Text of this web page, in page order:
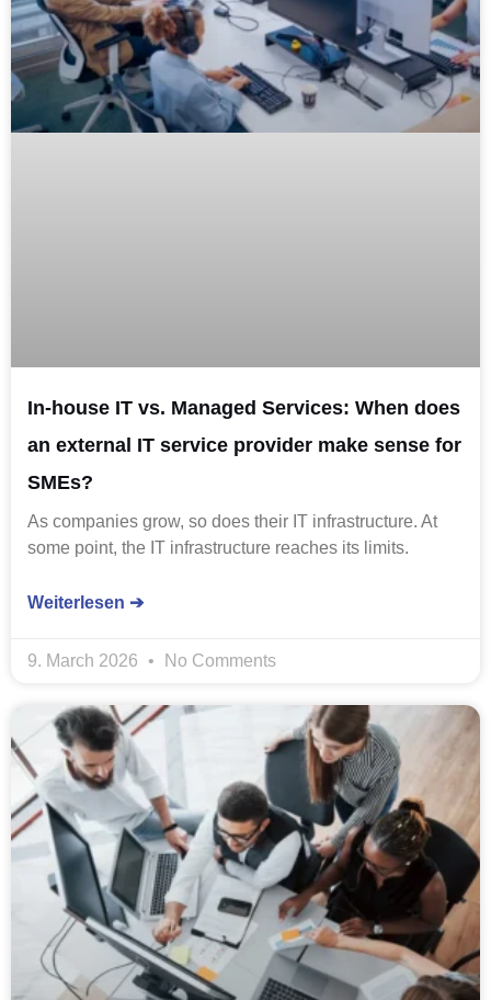
In-house IT vs. Managed Services: When does
an external IT service provider make sense for
SMEs?
As companies grow, so does their IT infrastructure. At
some point, the IT infrastructure reaches its limits.
Weiterlesen ➔
9. March 2026 No Comments